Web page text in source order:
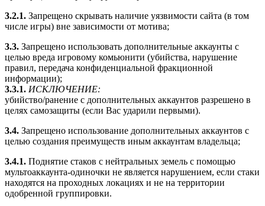
3.2.1. Запрещено скрывать наличие уязвимости сайта (в том
числе игры) вне зависимости от мотива;
3.3. Запрещено использовать дополнительные аккаунты с
целью вреда игровому комьюнити (убийства, нарушение
правил, передача конфиденциальной фракционной
информации);
3.3.1. ИСКЛЮЧЕНИЕ:
убийство/ранение с дополнительных аккаунтов разрешено в
целях самозащиты (если Вас ударили первыми).
3.4. Запрещено использование дополнительных аккаунтов с
целью создания преимуществ иным аккаунтам владельца;
3.4.1. Поднятие стаков с нейтральных земель с помощью
мультоаккаунта-одиночки не является нарушением, если стаки
находятся на проходных локациях и не на территории
одобренной группировки.